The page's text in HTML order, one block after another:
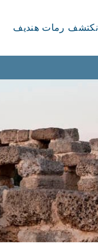
نكتشف رمات هنديف